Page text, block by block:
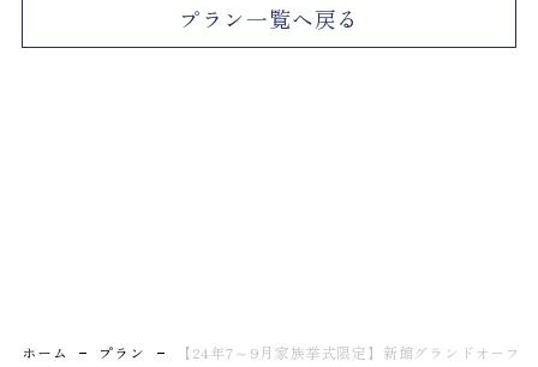
プラン一覧へ戻る
ホーム プラン 【24年7～9月家族挙式限定】新館グランドオープ